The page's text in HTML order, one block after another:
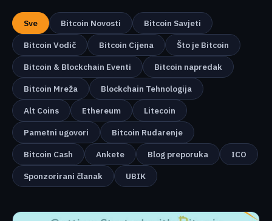
Sve Bitcoin Novosti
Bitcoin Savjeti
Bitcoin Vodič
Bitcoin Cijena
Što je Bitcoin
Bitcoin & Blockchain Eventi
Bitcoin napredak
Bitcoin Mreža
Blockchain Tehnologija
Alt Coins
Ethereum
Litecoin
Pametni ugovori
Bitcoin Rudarenje
Bitcoin Cash
Ankete Blog preporuka
ICO
Sponzorirani članak
UBIK